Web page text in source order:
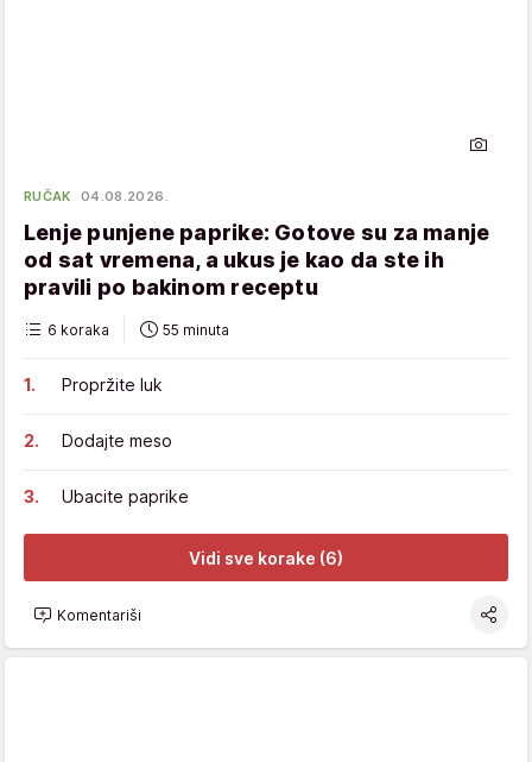
RUČAK 04.08.2026.
Lenje punjene paprike: Gotove su za manje
od sat vremena, a ukus je kao da ste ih
pravili po bakinom receptu
6 koraka 55 minuta
Propržite luk
Dodajte meso
Ubacite paprike
Vidi sve korake (6)
Komentariši